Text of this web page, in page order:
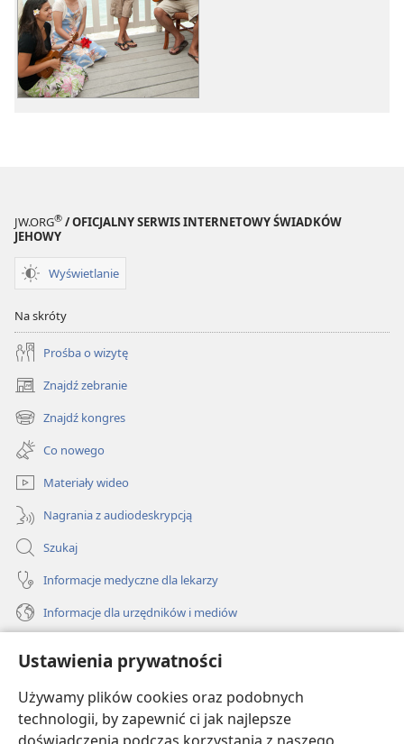
Ustawienia prywatności
Używamy plików cookies oraz podobnych
technologii, by zapewnić ci jak najlepsze
JW.ORG® / OFICJALNY SERWIS INTERNETOWY ŚWIADKÓW
JEHOWY
Wyświetlanie
Na skróty
Prośba o wizytę
Znajdź zebranie
(opens
new
window)
Znajdź kongres
(opens
new
window)
Co nowego
Materiały wideo
Nagrania z audiodeskrypcją
Szukaj
Informacje medyczne dla lekarzy
Informacje dla urzędników i mediów
Darowizny
(opens
new
window)BIBLIOTEKA INTERNETOWA Strażnicy